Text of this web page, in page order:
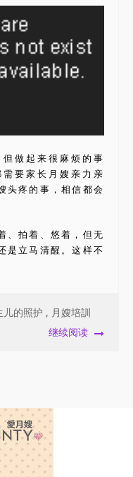
做起来很麻烦的事
要家长月嫂亲力亲
头疼的事，相信都会
、拍着、悠着，但无
是立马清醒。这样不
儿的照护 , 月嫂培訓
继续阅读